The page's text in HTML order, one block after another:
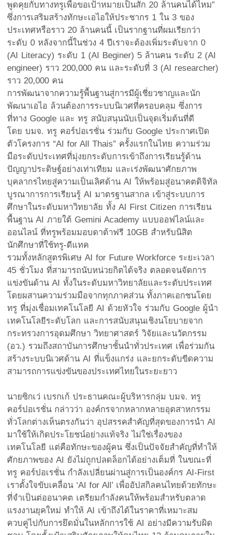
พูดคุยกับทางทรูเพื่อขอเป้าหมายเป็นสัก 20 ล้านคนได้ไหม”
ซึ่งการเสริมสร้างทักษะเอไอให้ประชากร 1 ใน 3 ของ
ประเทศหรือราว 20 ล้านคนนี้ เป็นรากฐานที่ผมเรียกว่า
ระดับ 0 หลังจากนี้ในช่วง 4 ปีเราจะต้องเพิ่มระดับจาก 0
(AI Literacy) ระดับ 1 (AI Beginer) 5 ล้านคน ระดับ 2 (AI
engineer) ราว 200,000 คน และระดับที่ 3 (AI researcher)
ราว 20,000 คน
การพัฒนาจากความรู้พื้นฐานสู่การมีผู้เชี่ยวชาญและนัก
พัฒนาเอไอ ล้วนต้องการระบบนิเวศที่ครอบคลุม ซึ่งการ
ที่ทาง Google และ ทรู สนับสนุนนับเป็นจุดเริ่มต้นที่ดี
โดย บมจ. ทรู คอร์ปอเรชั่น ร่วมกับ Google ประกาศเปิด
ตัวโครงการ “AI for All Thais” ครั้งแรกในไทย ความร่วม
มือระดับประเทศที่มุ่งยกระดับการเข้าถึงการเรียนรู้ด้าน
ปัญญาประดิษฐ์อย่างเท่าเทียม และเร่งพัฒนาศักยภาพ
บุคลากรไทยสู่ความเป็นเลิศด้าน AI ให้พร้อมสู่อนาคตดิจิทัล
บูรณาการการเรียนรู้ AI มาตรฐานสากล เข้าสู่ระบบการ
ศึกษาในระดับมหาวิทยาลัย ทั้ง AI First Citizen การเรียน
พื้นฐาน AI ภายใต้ Gemini Academy แบบออฟไลน์และ
ออนไลน์ ที่ทรูพร้อมมอบดาต้าฟรี 10GB สำหรับนิสิต
นักศึกษาที่ใช้ทรู-ดีแทค
รวมทั้งหลักสูตรพิเศษ AI for Future Workforce ระยะเวลา
45 ชั่วโมง ที่สามารถนับหน่วยกิตได้จริง ตลอดจนจัดการ
แข่งขันด้าน AI ทั้งในระดับมหาวิทยาลัยและระดับประเทศ
โดยผสานความร่วมมือจากทุกภาคส่วน ทั้งภาคเอกชนโดย
ทรู ที่มุ่งเชื่อมเทคโนโลยี AI ด้วยหัวใจ ร่วมกับ Google ผู้นำ
เทคโนโลยีระดับโลก และการสนับสนุนเชิงนโยบายจาก
กระทรวงการอุดมศึกษา วิทยาศาสตร์ วิจัยและนวัตกรรม
(อว.) รวมถึงสถาบันการศึกษาชั้นนำทั่วประเทศ เพื่อร่วมกัน
สร้างระบบนิเวศด้าน AI ที่แข็งแกร่ง และยกระดับขีดความ
สามารถการแข่งขันของประเทศไทยในระยะยาว
นายซิกเว่ เบรกเก้ ประธานคณะผู้บริหารกลุ่ม บมจ. ทรู
คอร์ปอเรชั่น กล่าวว่า องค์กรจากหลากหลายอุตสาหกรรม
ทั่วโลกต่างเห็นตรงกันว่า อุปสรรคสำคัญที่สุดของการนำ AI
มาใช้ให้เกิดประโยชน์อย่างแท้จริง ไม่ใช่เรื่องของ
เทคโนโลยี แต่คือทักษะของผู้คน ซึ่งเป็นปัจจัยสำคัญที่ทำให้
ศักยภาพของ AI ยังไม่ถูกปลดล็อกได้อย่างเต็มที่ ในขณะที่
ทรู คอร์ปอเรชั่น กำลังเปลี่ยนผ่านสู่การเป็นองค์กร AI-First
เราตั้งใจขับเคลื่อน ‘AI for All’ เพื่ออัปสกิลคนไทยด้วยทักษะ
ที่จำเป็นต่ออนาคต เตรียมกำลังคนให้พร้อมสำหรับตลาด
แรงงานยุคใหม่ ทำให้ AI เข้าถึงได้ในราคาที่เหมาะสม
ควบคู่ไปกับการยึดมั่นในหลักการใช้ AI อย่างมีความรับผิด